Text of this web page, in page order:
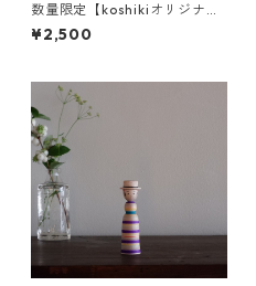
数量限定【koshikiオリジナ
ル】うちわ(小) -蝶a-
¥2,500